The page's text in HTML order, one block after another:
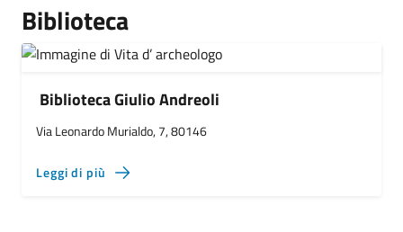
Biblioteca
Biblioteca Giulio Andreoli
Via Leonardo Murialdo, 7, 80146
Leggi di più